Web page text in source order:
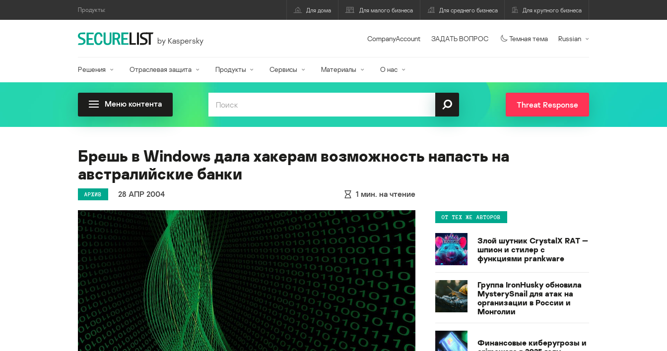
Продукты: Для дома Для малого бизнеса Для среднего бизнеса Для крупного бизнеса
by Kaspersky CompanyAccount ЗАДАТЬ ВОПРОС Темная тема Russian
Решения Отраслевая защита Продукты Сервисы Материалы О нас
Меню контента Threat Response
Брешь в Windows дала хакерам возможность напасть на
австралийские банки
АРХИВ 28 АПР 2004 1 мин. на чтение
ОТ ТЕХ ЖЕ АВТОРОВ
Злой шутник CrystalX RAT —
шпион и стилер с
функциями prankware
Группа IronHusky обновила
MysterySnail для атак на
организации в России и
Монголии
Финансовые киберугрозы и